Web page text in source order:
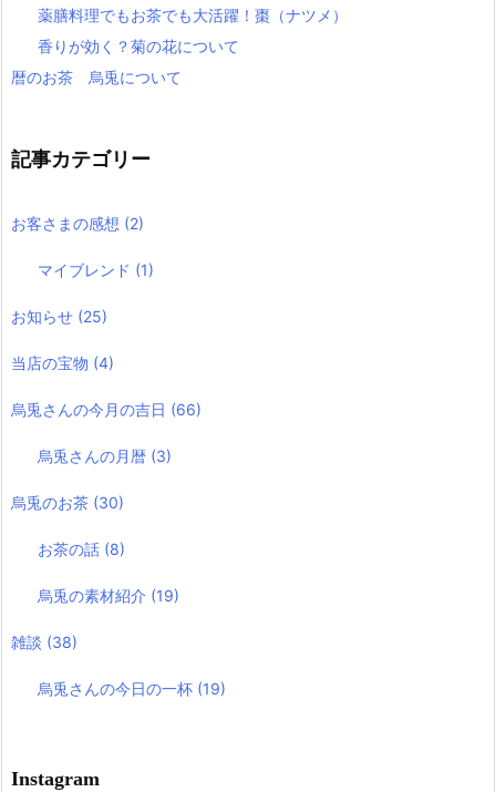
薬膳料理でもお茶でも大活躍！棗（ナツメ）
香りが効く？菊の花について
暦のお茶 烏兎について
記事カテゴリー
お客さまの感想 (2)
マイブレンド (1)
お知らせ (25)
当店の宝物 (4)
烏兎さんの今月の吉日 (66)
烏兎さんの月暦 (3)
烏兎のお茶 (30)
お茶の話 (8)
烏兎の素材紹介 (19)
雑談 (38)
烏兎さんの今日の一杯 (19)
Instagram